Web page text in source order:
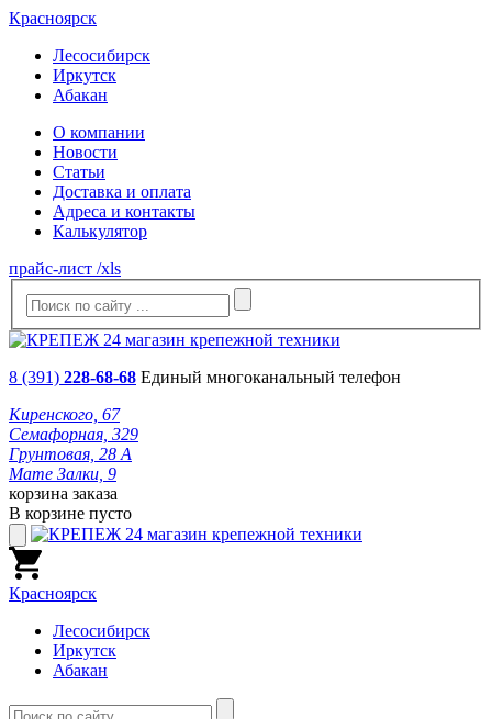
Красноярск
Лесосибирск
Иркутск
Абакан
О компании
Новости
Статьи
Доставка и оплата
Адреса и контакты
Калькулятор
прайс-лист /xls
8 (391) 228-68-68 Единый многоканальный телефон
Киренского, 67
Семафорная, 329
Грунтовая, 28 А
Мате Залки, 9
корзина заказа
В корзине пусто
Красноярск
Лесосибирск
Иркутск
Абакан